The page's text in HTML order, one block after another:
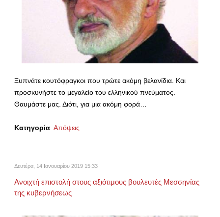
Ξυπνάτε κουτόφραγκοι που τρώτε ακόμη βελανίδια. Και
προσκυνήστε το μεγαλείο του ελληνικού πνεύματος.
Θαυμάστε μας. Διότι, για μια ακόμη φορά…
Κατηγορία Απόψεις
Δευτέρα, 14 Ιανουαρίου 2019 15:33
Ανοιχτή επιστολή στους αξιότιμους βουλευτές Μεσσηνίας
της κυβερνήσεως